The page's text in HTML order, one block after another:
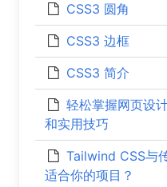
CSS3 圆角
CSS3 边框
CSS3 简介
轻松掌握网页设
和实用技巧
Tailwind CSS与
适合你的项目？